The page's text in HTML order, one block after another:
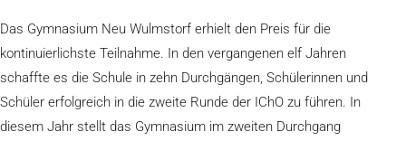
Das Gymnasium Neu Wulmstorf erhielt den Preis für die
kontinuierlichste Teilnahme. In den vergangenen elf Jahren
schaffte es die Schule in zehn Durchgängen, Schülerinnen und
Schüler erfolgreich in die zweite Runde der IChO zu führen. In
diesem Jahr stellt das Gymnasium im zweiten Durchgang